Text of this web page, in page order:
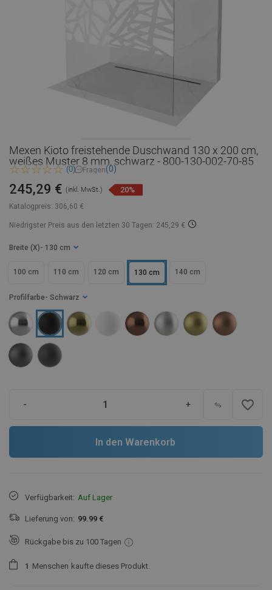
Mexen Kioto freistehende Duschwand 130 x 200 cm,
weißes Muster 8 mm, schwarz - 800-130-002-70-85
(0) Fragen(0)
Katalogpreis: 306,60 €
245,29 € (inkl. MwSt.) 20%
Niedrigster Preis aus den letzten 30 Tagen: 245,29 €
Profilfarbe - Schwarz
Breite (X) - 130 cm
100 cm 110 cm 120 cm 130 cm 140 cm
- + favorite_border
In den Warenkorb
Verfügbarkeit: Auf Lager
Lieferung von: 99.99 €
Rückgabe bis zu 100 Tagen
1 Menschen kaufte dieses Produkt.